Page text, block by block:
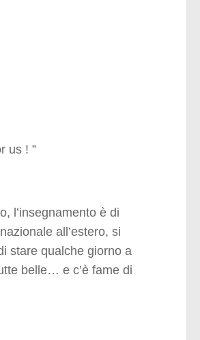
us ! ”
l’insegnamento è di
all’estero, si
stare qualche giorno a
belle… e c’è fame di